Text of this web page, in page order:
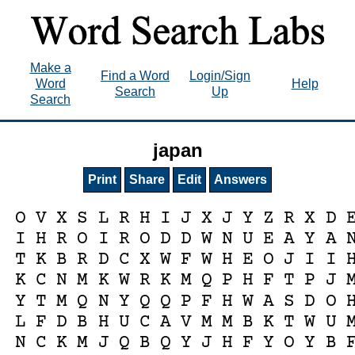
Make a
Word
Search
Find a Word
Search
Login/Sign
Up
Help
japan
Print Share Edit Answers
O V X S L R H I J X J Y Z R X D
I H R O I R O D D W N U E A Y A
T K B R D C X W F W H E O J I I
K C N M K W R K M Q P H F T P J
Y T M Q N Y Q Q P F H W A S D O
L F D B H U C A V M M B K T W U
N C K M J Q B Q Y J H F Y O Y B